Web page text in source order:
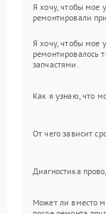
Я хочу, чтобы мое
ремонтировали
Я хочу, чтобы мое
ремонтировалось
запчастями.
Как я узнаю, что
От чего зависит
Диагностика
Может ли вместо